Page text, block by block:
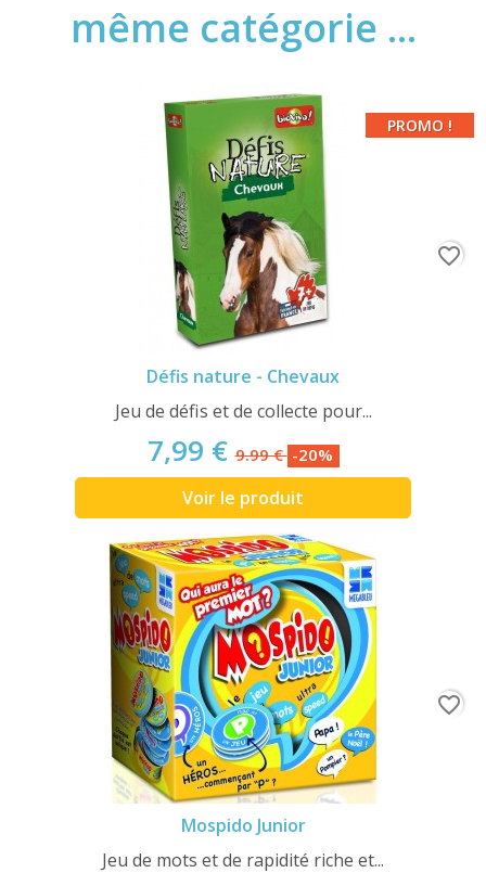
même catégorie ...
Défis nature - Chevaux
Jeu de défis et de collecte pour...
7,99 €9.99 € -20%
Voir le produit
PROMO !
favorite_border
Mospido Junior
Jeu de mots et de rapidité riche et...
favorite_border